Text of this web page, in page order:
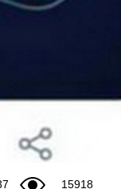
15918